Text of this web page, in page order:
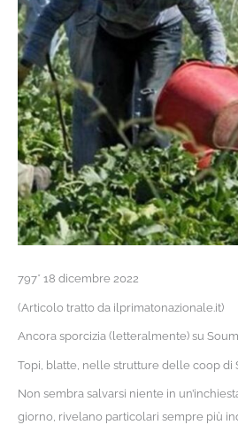
797* 18 dicembre 2022
(Articolo tratto da ilprimatonazionale.it)
Ancora sporcizia (letteralmente) su
Topi, blatte, nelle strutture delle coop di
Non sembra salvarsi niente in
giorno, rivelano particolari sempre più